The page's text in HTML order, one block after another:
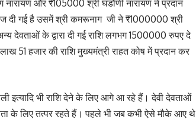
नारायण और ₹105000 श्री घडौणी नारायण ने प्रदान
दी गई है उसमें श्री कमरूनाग जी ने ₹1000000 श्री
देवताओं के द्वारा दी गई राशि लगभग 1500000 रुपए दे
51 हजार की राशि मुख्यमंत्री राहत कोष में प्रदान कर
इत्यादि भी राशि देने के लिए आगे आ रहे हैं। देवी देवताओं
के लिए तत्पर रहते हैं। पहले भी जब कभी ऐसे मौके आए थे